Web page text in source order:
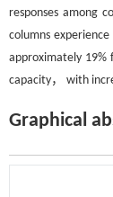
responses among
columns
approximately 19%
capacity， with
Graphical